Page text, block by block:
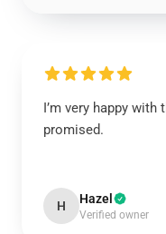
I’m very happy
promised.
H Hazel
Verified owner